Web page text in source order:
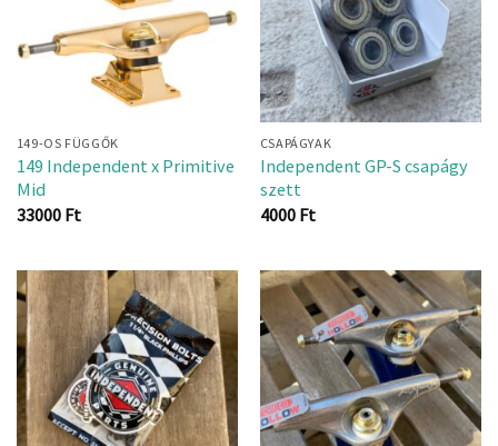
149-OS FÜGGŐK
149 Independent x Primitive
Mid
33000 Ft
CSAPÁGYAK
Independent GP-S csapágy
szett
4000 Ft